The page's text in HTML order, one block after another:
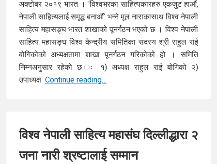
अक्टोबर २०१९ भारत । ‘विश्वभरका साहित्यकारहरु एकजुट हाऔं,
नेपाली साहित्यलाई समृद्ध बनाऔं’ भन्ने मूल नाराकासाथ विश्व नेपाली
साहित्य महासङ्घ भारत शाखाको पूनर्गठन भएको छ । विश्व नेपाली
साहित्य महासङ्घ विश्व केन्द्रीय समितिका सदस्य श्री राहुल राई
बोगिकोको अध्यक्षतामा शाखा पूनर्गठन गरिकोको हो । समिति
निम्नअनुसार रहेको छ ः १) अध्यक्ष राहुल राई बोगिको २)
उपाध्यक्ष Continue reading…
विनेसाम
भारत
शाखाको
विश्व नेपाली साहित्य महासंघ दिल्लीद्धारा २
जना नारी श्रष्टालाई सम्मान